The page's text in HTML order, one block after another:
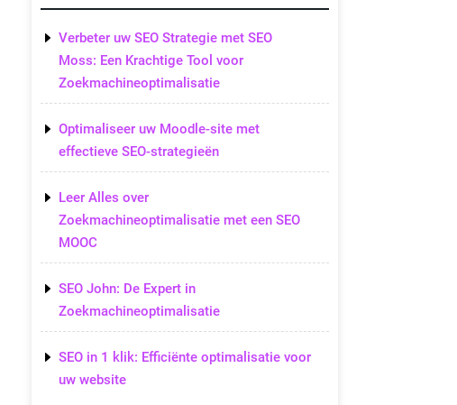
Verbeter uw SEO Strategie met SEO
Moss: Een Krachtige Tool voor
Zoekmachineoptimalisatie
Optimaliseer uw Moodle-site met
effectieve SEO-strategieën
Leer Alles over
Zoekmachineoptimalisatie met een SEO
MOOC
SEO John: De Expert in
Zoekmachineoptimalisatie
SEO in 1 klik: Efficiënte optimalisatie voor
uw website